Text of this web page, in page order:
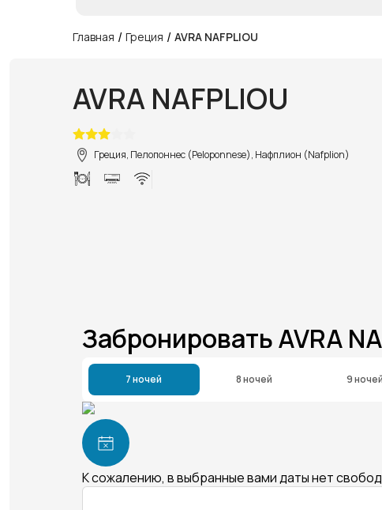
Главная / Греция / AVRA NAFPLIOU
AVRA NAFPLIOU
Греция, Пелопоннес (Peloponnese), Нафплион (Nafplion)
Забронировать AVRA
7 ночей 8 ночей 9 ночей
К сожалению, в выбранные вами даты нет